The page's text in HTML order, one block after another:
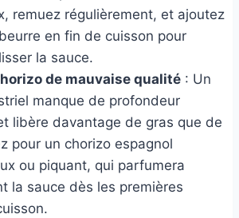
remuez régulièrement, et ajoutez
en fin de cuisson pour
la sauce.
de mauvaise qualité : Un
manque de profondeur
libère davantage de gras que de
pour un chorizo espagnol
ou piquant, qui parfumera
la sauce dès les premières